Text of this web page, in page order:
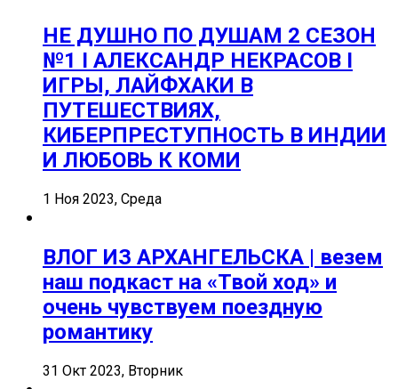
НЕ ДУШНО ПО ДУШАМ 2 СЕЗОН
№1 I АЛЕКСАНДР НЕКРАСОВ I
ИГРЫ, ЛАЙФХАКИ В
ПУТЕШЕСТВИЯХ,
КИБЕРПРЕСТУПНОСТЬ В ИНДИИ
И ЛЮБОВЬ К КОМИ
1 Ноя 2023, Среда
ВЛОГ ИЗ АРХАНГЕЛЬСКА | везем
наш подкаст на «Твой ход» и
очень чувствуем поездную
романтику
31 Окт 2023, Вторник